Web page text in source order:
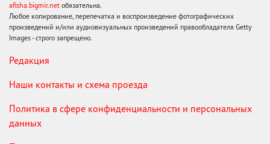
afisha.bigmir.net обязательна.
Любое копирование, перепечатка и воспроизведение фотографических
произведений и/или аудиовизуальных произведений правообладателя Getty
Images - строго запрещено.
Редакция
Наши контакты и схема проезда
Политика в сфере конфиденциальности и персональных
данных